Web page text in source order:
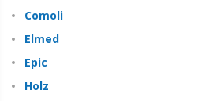
Comoli
Elmed
Epic
Holz